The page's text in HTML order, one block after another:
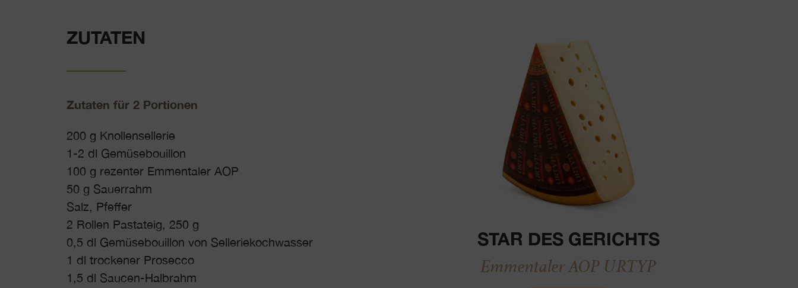
ZUTATEN
Zutaten für 2 Portionen
200 g Knollensellerie
1-2 dl Gemüsebouillon
100 g rezenter Emmentaler AOP
50 g Sauerrahm
Salz, Pfeffer
2 Rollen Pastateig, 250 g
0,5 dl Gemüsebouillon von Selleriekochwasser
1 dl trockener Prosecco
1,5 dl Saucen-Halbrahm
STAR DES GERICHTS
Emmentaler AOP URTYP